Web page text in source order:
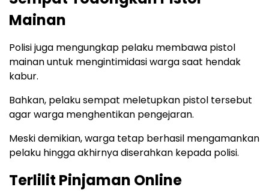
Mainan
Polisi juga mengungkap pelaku membawa pistol
mainan untuk mengintimidasi warga saat hendak
kabur.
Bahkan, pelaku sempat meletupkan pistol tersebut
agar warga menghentikan pengejaran.
Meski demikian, warga tetap berhasil mengamankan
pelaku hingga akhirnya diserahkan kepada polisi.
Terlilit Pinjaman Online